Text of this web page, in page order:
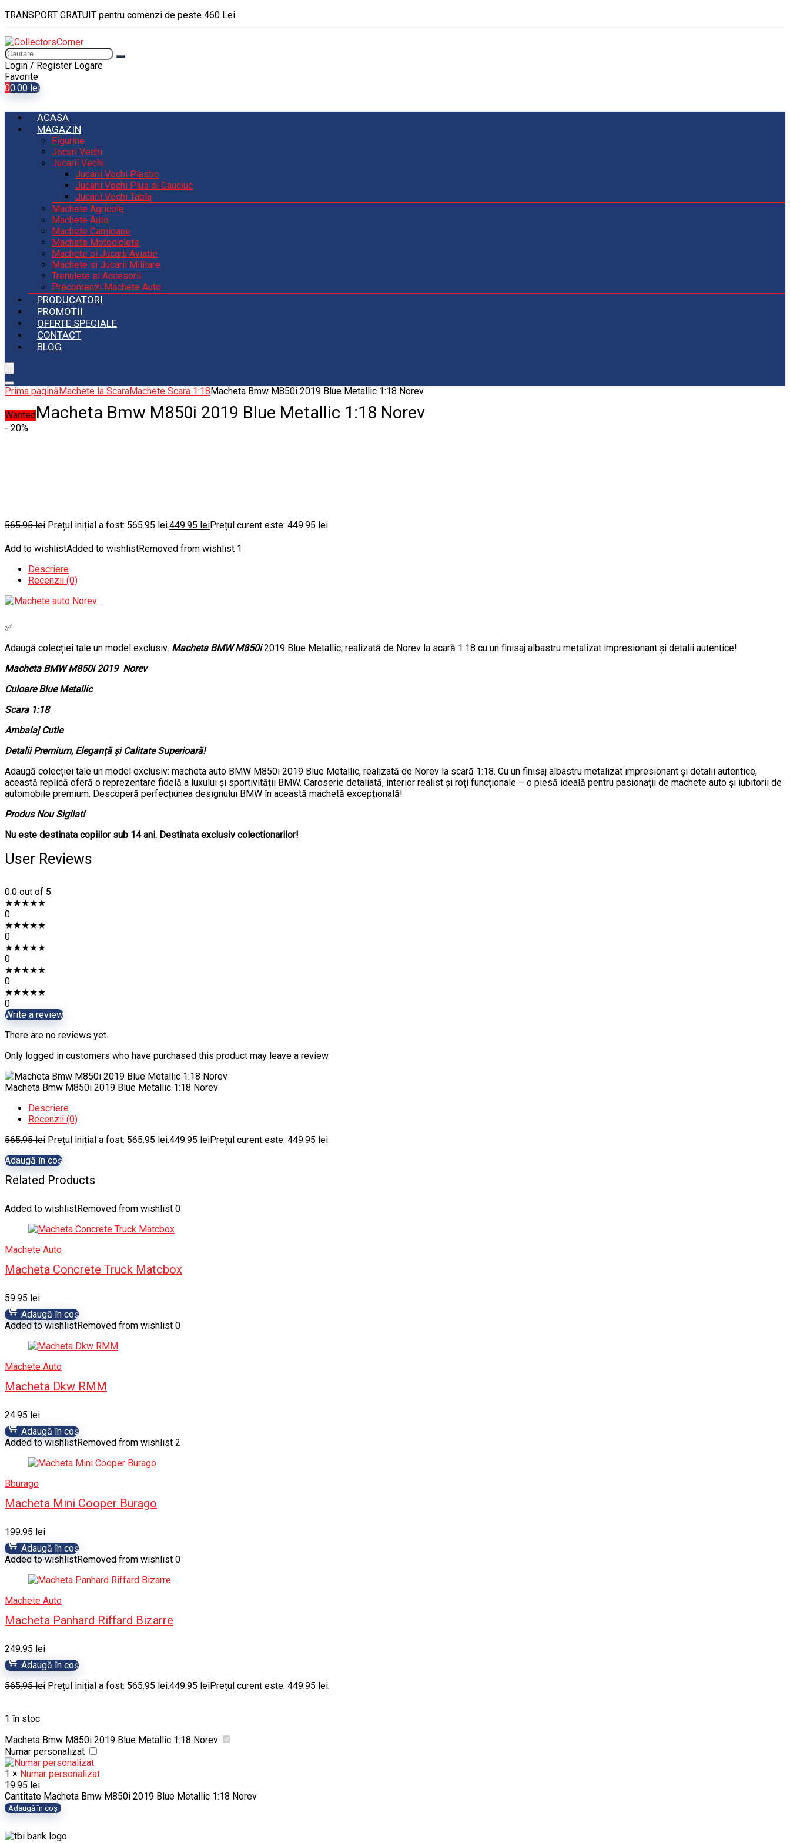
TRANSPORT GRATUIT pentru comenzi de peste 460 Lei
Login / Register Logare
Favorite
00.00 lei
ACASA
MAGAZIN
Figurine
Jocuri Vechi
Jucarii Vechi
Jucarii Vechi Plastic
Jucarii Vechi Plus si Cauciuc
Jucarii Vechi Tabla
Machete Agricole
Machete Auto
Machete Camioane
Machete Motociclete
Machete si Jucarii Aviatie
Machete si Jucarii Militare
Trenulete si Accesorii
Precomenzi Machete Auto
PRODUCATORI
PROMOTII
OFERTE SPECIALE
CONTACT
BLOG
Prima paginăMachete la ScaraMachete Scara 1:18Macheta Bmw M850i 2019 Blue Metallic 1:18 Norev
WantedMacheta Bmw M850i 2019 Blue Metallic 1:18 Norev
- 20%
565.95lei Prețul inițial a fost: 565.95 lei.449.95 leiPrețul curent este: 449.95 lei.
Add to wishlistAdded to wishlistRemoved from wishlist 1
Descriere
Recenzii (0)
✅
Adaugă colecției tale un model exclusiv: Macheta BMW M850i2019 Blue Metallic, realizată de Norev la scară 1:18 cu un finisaj albastru metalizat impresionant și detalii autentice!
Macheta BMW M850i 2019 Norev
Culoare Blue Metallic
Scara 1:18
Ambalaj Cutie
Detalii Premium, Eleganță și Calitate Superioară!
Adaugă colecției tale un model exclusiv: macheta auto BMW M850i 2019 Blue Metallic, realizată de Norev la scară 1:18. Cu un finisaj albastru metalizat impresionant și detalii autentice,
această replică oferă o reprezentare fidelă a luxului și sportivității BMW. Caroserie detaliată, interior realist și roți funcționale – o piesă ideală pentru pasionații de machete auto și iubitorii de
automobile premium. Descoperă perfecțiunea designului BMW în această machetă excepțională!
Produs Nou Sigilat!
Nu este destinata copiilor sub 14 ani. Destinata exclusiv colectionarilor!
User Reviews
0.0 out of 5
★★★★★
0
★★★★★
0
★★★★★
0
★★★★★
0
★★★★★
0
Write a review
There are no reviews yet.
Only logged in customers who have purchased this product may leave a review.
Macheta Bmw M850i 2019 Blue Metallic 1:18 Norev
Descriere
Recenzii (0)
565.95lei Prețul inițial a fost: 565.95 lei.449.95 leiPrețul curent este: 449.95 lei.
Adaugă în coș
Related Products
Added to wishlistRemoved from wishlist 0
Machete Auto
Macheta Concrete Truck Matcbox
59.95 lei
Adaugă în coș
Added to wishlistRemoved from wishlist 0
Machete Auto
Macheta Dkw RMM
24.95 lei
Adaugă în coș
Added to wishlistRemoved from wishlist 2
Bburago
Macheta Mini Cooper Burago
199.95 lei
Adaugă în coș
Added to wishlistRemoved from wishlist 0
Machete Auto
Macheta Panhard Riffard Bizarre
249.95 lei
Adaugă în coș
565.95lei Prețul inițial a fost: 565.95 lei.449.95 leiPrețul curent este: 449.95 lei.
1 în stoc
Macheta Bmw M850i 2019 Blue Metallic 1:18 Norev
Numar personalizat
1 × Numar personalizat
19.95 lei
Cantitate Macheta Bmw M850i 2019 Blue Metallic 1:18 Norev
Adaugă în coș